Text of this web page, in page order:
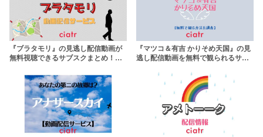
『ブラタモリ』の見逃し配信動画が
無料視聴できるサブスクまとめ！再
『マツコ＆有吉 かりそめ天国』の見
逃し配信動画を無料で観られるサブ